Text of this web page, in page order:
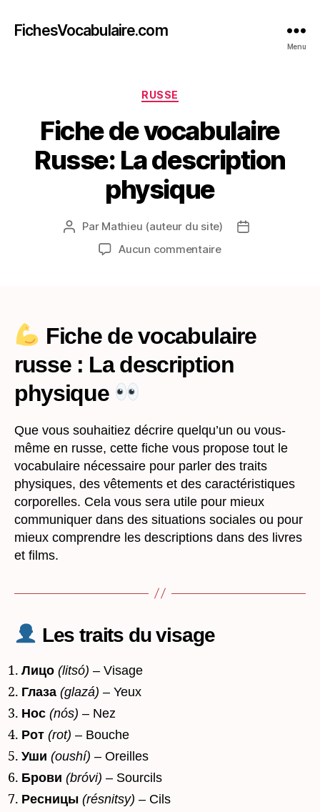
FichesVocabulaire.com
Menu
Catégories
RUSSE
Fiche de vocabulaire
Russe: La description
physique
Auteur
l’article
Par Mathieu (auteur du site)
Date
Aucun commentairesur
description
physique
Fiche de vocabulaire
russe : La description
physique
Que vous souhaitiez décrire quelqu’un ou vous-
même en russe, cette fiche vous propose tout le
vocabulaire nécessaire pour parler des traits
physiques, des vêtements et des caractéristiques
corporelles. Cela vous sera utile pour mieux
communiquer dans des situations sociales ou pour
mieux comprendre les descriptions dans des livres
et films.
Les traits du visage
Лицо (litsó) – Visage
Глаза (glazá) – Yeux
Нос (nós) – Nez
Рот (rot) – Bouche
Уши (oushí) – Oreilles
Брови (bróvi) – Sourcils
Ресницы (résnitsy) – Cils